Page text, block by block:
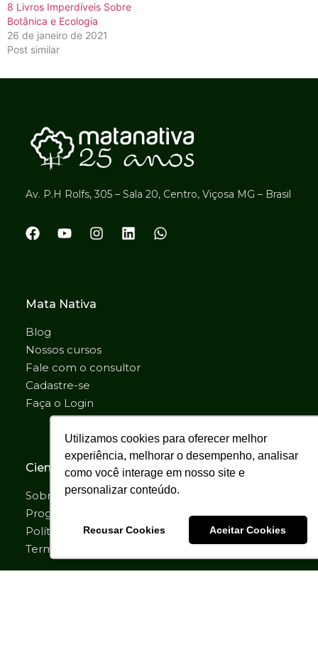
Utilizamos cookies para oferecer melhor
experiência, melhorar o desempenho, analisar
como você interage em nosso site e
personalizar conteúdo.
Recusar Cookies Aceitar Cookies
8 Livros Imperdíveis Sobre
Botânica e Ecologia
26 de janeiro de 2021
Post similar
Av. P.H Rolfs, 305 – Sala 20, Centro, Viçosa MG – Brasil
Mata Nativa
Blog
Nossos cursos
Fale com o consultor
Cadastre-se
Faça o Login
Cientec Ambiental
Sobre Nós
Programa de Parceria
Política de Privacidade
Termos de Uso